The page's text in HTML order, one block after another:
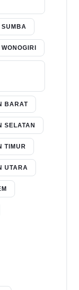
BARAT
SELATAN
TIMUR
UTARA